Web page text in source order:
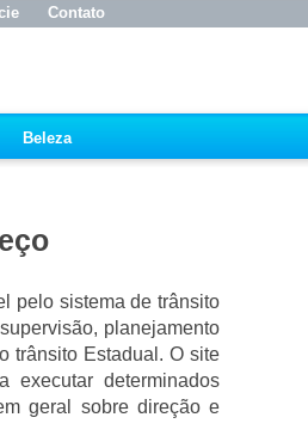
Contato
Beleza
pelo sistema de trânsito
planejamento
trânsito Estadual. O site
executar determinados
geral sobre direção e